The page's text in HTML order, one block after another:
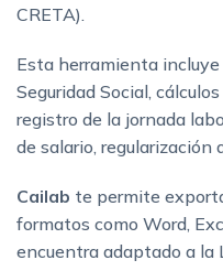
CRETA).
Esta herramienta
Seguridad Social,
registro de la jornada
de salario, regularización
Cailab te permite
formatos como Word,
encuentra adaptado a la